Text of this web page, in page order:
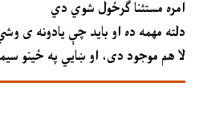
امره مستثنا ګرځول شوي دي
دلته مهمه ده او باید چې یادونه ی
لا هم موجود دی، او ښايي په ځینو